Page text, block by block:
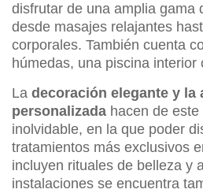
disfrutar de una amplia gama
desde masajes relajantes
corporales. También cuenta
húmedas, una piscina interior
La decoración elegante y la
personalizada hacen de
inolvidable, en la que poder
tratamientos más exclusivos
incluyen rituales de belleza y
instalaciones se encuentra